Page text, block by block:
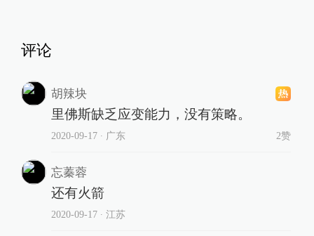
评论
胡辣块
里佛斯缺乏应变能力，没有策略。
2020-09-17∙ 广东 2赞
忘蓁蓉
还有火箭
2020-09-17∙ 江苏